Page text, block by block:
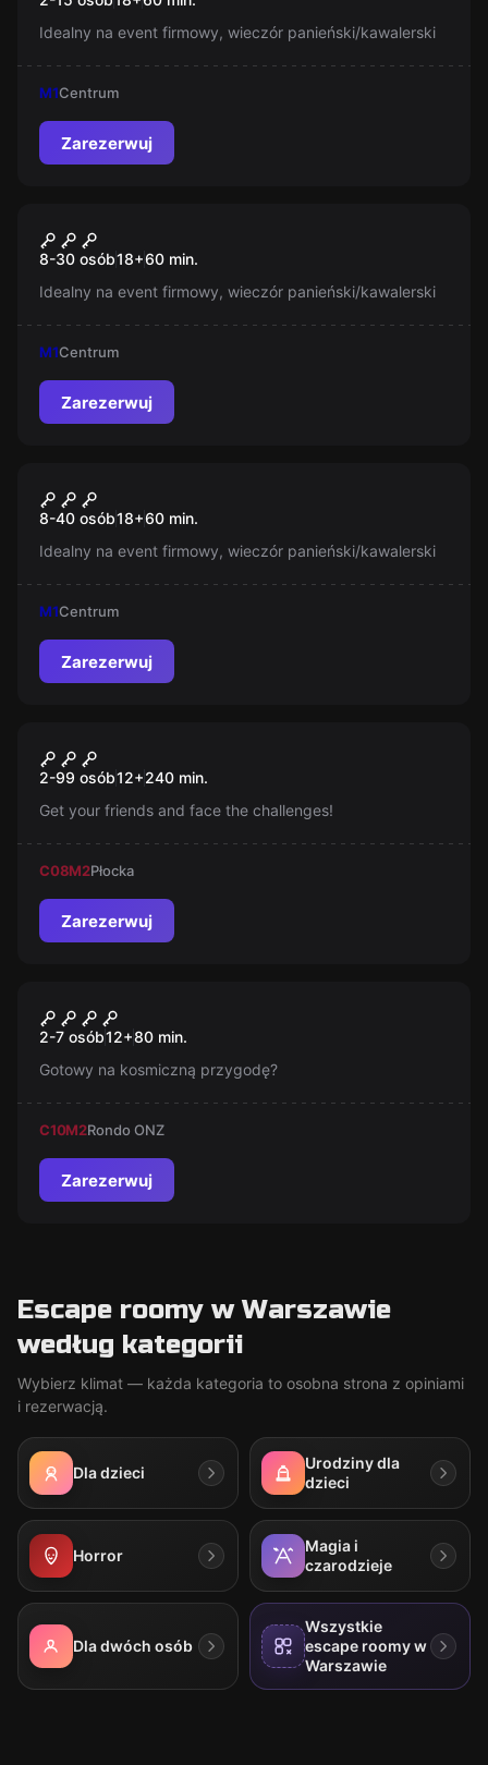
Idealny na event firmowy, wieczór panieński/kawalerski
M1Centrum
Zarezerwuj
Nowy
Nieoczekiwana zmiana trasy
8-30 osób18+60 min.
Idealny na event firmowy, wieczór panieński/kawalerski
M1Centrum
Zarezerwuj
Nowy
Nieoczekiwana zmiana trasy
8-40 osób18+60 min.
Idealny na event firmowy, wieczór panieński/kawalerski
M1Centrum
Zarezerwuj
Nowy
TEPfactor
2-99 osób12+240 min.
Get your friends and face the challenges!
C08M2Płocka
Zarezerwuj
Nowy
Misja Teleportacja
2-7 osób12+80 min.
Gotowy na kosmiczną przygodę?
C10M2Rondo ONZ
Zarezerwuj
Escape roomy w Warszawie
według kategorii
Wybierz klimat — każda kategoria to osobna strona z opiniami
i rezerwacją.
Dla dzieci
Urodziny dla
dzieci
Horror
Magia i
czarodzieje
Dla dwóch osób
Wszystkie
escape roomy w
Warszawie